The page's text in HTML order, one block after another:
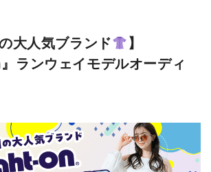
大人気ブランド
】
ランウェイモデルオーディ